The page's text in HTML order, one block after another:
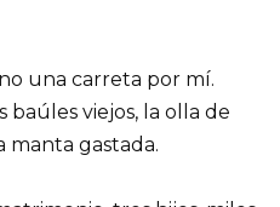
una carreta por mí.
baúles viejos, la olla de
manta gastada.